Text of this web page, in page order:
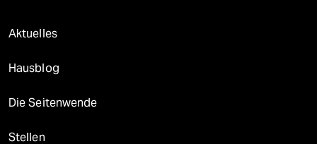
Aktuelles
Hausblog
Die Seitenwende
Stellen